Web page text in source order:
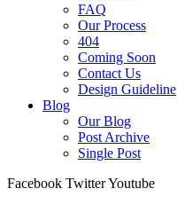
FAQ
Our Process
404
Coming Soon
Contact Us
Design Guideline
Blog
Our Blog
Post Archive
Single Post
Facebook TwitterYoutube